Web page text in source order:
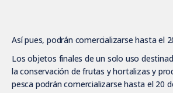
Así pues, podrán comercializarse hasta el
Los objetos finales de un solo uso
la conservación de frutas y hortalizas y
pesca podrán comercializarse hasta el 20